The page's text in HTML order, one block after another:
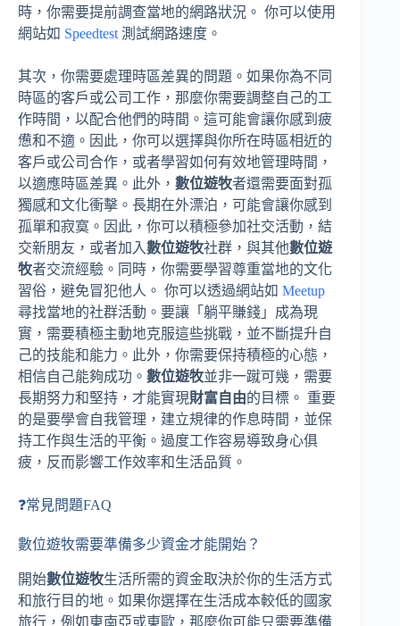
時，你需要提前調查當地的網路狀況。 你可以使用
網站如 Speedtest 測試網路速度。
其次，你需要處理時區差異的問題。如果你為不同
時區的客戶或公司工作，那麼你需要調整自己的工
作時間，以配合他們的時間。這可能會讓你感到疲
憊和不適。因此，你可以選擇與你所在時區相近的
客戶或公司合作，或者學習如何有效地管理時間，
以適應時區差異。此外， 數位遊牧者還需要面對孤
獨感和文化衝擊。長期在外漂泊，可能會讓你感到
孤單和寂寞。因此，你可以積極參加社交活動，結
交新朋友，或者加入數位遊牧社群，與其他數位遊
牧者交流經驗。同時，你需要學習尊重當地的文化
習俗，避免冒犯他人。 你可以透過網站如 Meetup
尋找當地的社群活動。要讓「躺平賺錢」成為現
實，需要積極主動地克服這些挑戰，並不斷提升自
己的技能和能力。此外，你需要保持積極的心態，
相信自己能夠成功。 數位遊牧並非一蹴可幾，需要
長期努力和堅持，才能實現財富自由的目標。 重要
的是要學會自我管理，建立規律的作息時間，並保
持工作與生活的平衡。過度工作容易導致身心俱
疲，反而影響工作效率和生活品質。
❓常見問題FAQ
數位遊牧需要準備多少資金才能開始？
開始數位遊牧生活所需的資金取決於你的生活方式
和旅行目的地。如果你選擇在生活成本較低的國家
旅行，例如東南亞或東歐，那麼你可能只需要準備